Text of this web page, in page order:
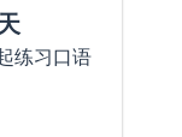
练习口语